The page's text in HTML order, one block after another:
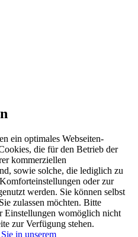
ein optimales Webseiten-
die für den Betrieb der
kommerziellen
sowie solche, die lediglich zu
oder zur
werden. Sie können selbst
zulassen möchten. Bitte
Einstellungen womöglich nicht
zur Verfügung stehen.
in unserem